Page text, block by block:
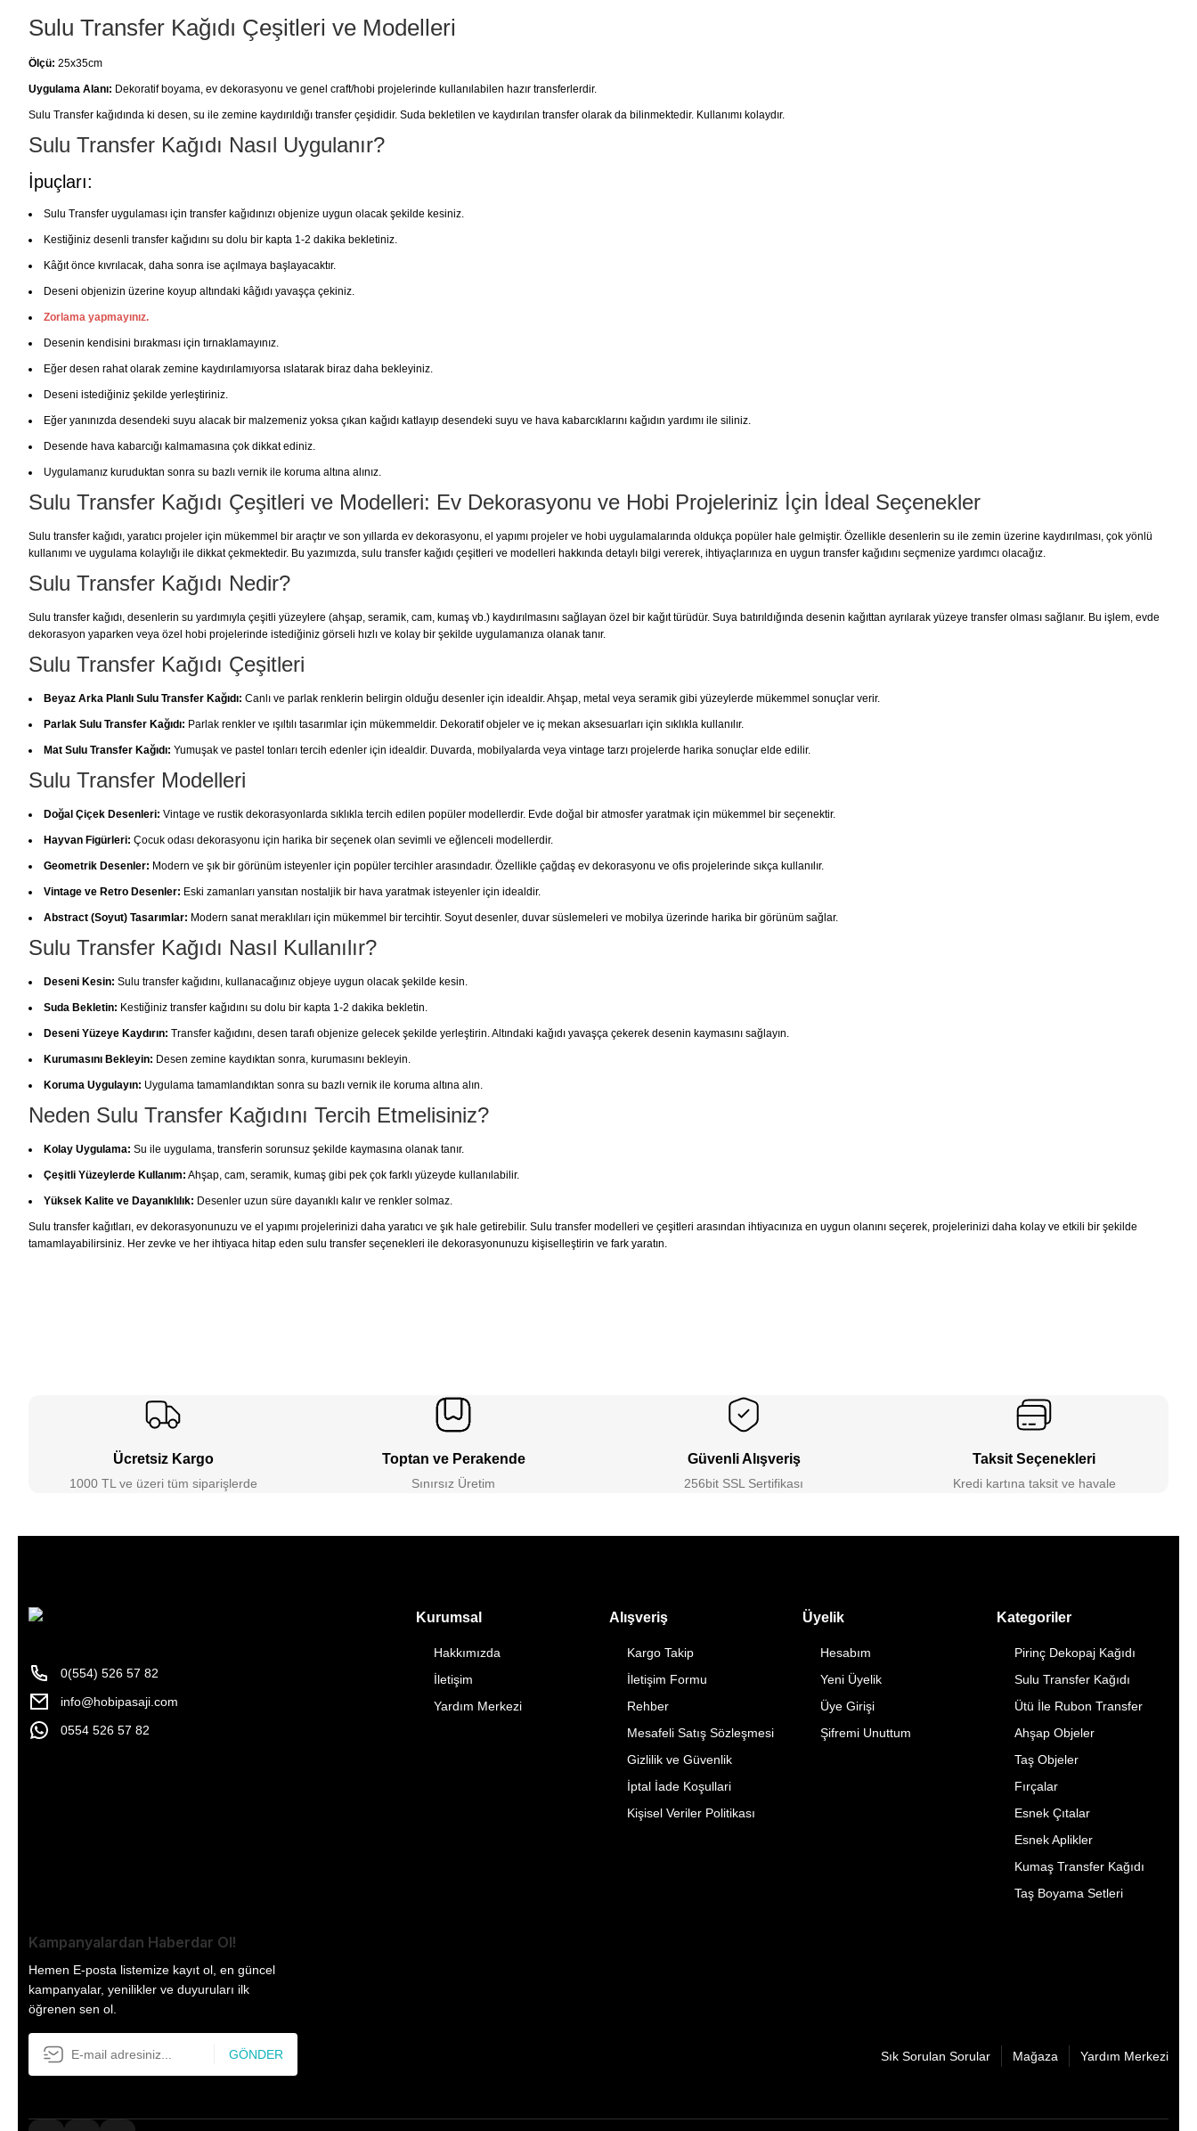
Sulu Transfer Kağıdı Çeşitleri ve Modelleri
Ölçü: 25x35cm
Uygulama Alanı: Dekoratif boyama, ev dekorasyonu ve genel craft/hobi projelerinde kullanılabilen hazır transferlerdir.
Sulu Transfer kağıdında ki desen, su ile zemine kaydırıldığı transfer çeşididir. Suda bekletilen ve kaydırılan transfer olarak da bilinmektedir. Kullanımı kolaydır.
Sulu Transfer Kağıdı Nasıl Uygulanır?
İpuçları:
Sulu Transfer uygulaması için transfer kağıdınızı objenize uygun olacak şekilde kesiniz.
Kestiğiniz desenli transfer kağıdını su dolu bir kapta 1-2 dakika bekletiniz.
Kâğıt önce kıvrılacak, daha sonra ise açılmaya başlayacaktır.
Deseni objenizin üzerine koyup altındaki kâğıdı yavaşça çekiniz.
Zorlama yapmayınız.
Desenin kendisini bırakması için tırnaklamayınız.
Eğer desen rahat olarak zemine kaydırılamıyorsa ıslatarak biraz daha bekleyiniz.
Deseni istediğiniz şekilde yerleştiriniz.
Eğer yanınızda desendeki suyu alacak bir malzemeniz yoksa çıkan kağıdı katlayıp desendeki suyu ve hava kabarcıklarını kağıdın yardımı ile siliniz.
Desende hava kabarcığı kalmamasına çok dikkat ediniz.
Uygulamanız kuruduktan sonra su bazlı vernik ile koruma altına alınız.
Sulu Transfer Kağıdı Çeşitleri ve Modelleri: Ev Dekorasyonu ve Hobi Projeleriniz İçin İdeal Seçenekler
Sulu transfer kağıdı, yaratıcı projeler için mükemmel bir araçtır ve son yıllarda ev dekorasyonu, el yapımı projeler ve hobi uygulamalarında oldukça popüler hale gelmiştir. Özellikle desenlerin su ile zemin üzerine kaydırılması, çok yönlü
kullanımı ve uygulama kolaylığı ile dikkat çekmektedir. Bu yazımızda, sulu transfer kağıdı çeşitleri ve modelleri hakkında detaylı bilgi vererek, ihtiyaçlarınıza en uygun transfer kağıdını seçmenize yardımcı olacağız.
Sulu Transfer Kağıdı Nedir?
Sulu transfer kağıdı, desenlerin su yardımıyla çeşitli yüzeylere (ahşap, seramik, cam, kumaş vb.) kaydırılmasını sağlayan özel bir kağıt türüdür. Suya batırıldığında desenin kağıttan ayrılarak yüzeye transfer olması sağlanır. Bu işlem, evde
dekorasyon yaparken veya özel hobi projelerinde istediğiniz görseli hızlı ve kolay bir şekilde uygulamanıza olanak tanır.
Sulu Transfer Kağıdı Çeşitleri
Beyaz Arka Planlı Sulu Transfer Kağıdı: Canlı ve parlak renklerin belirgin olduğu desenler için idealdir. Ahşap, metal veya seramik gibi yüzeylerde mükemmel sonuçlar verir.
Parlak Sulu Transfer Kağıdı: Parlak renkler ve ışıltılı tasarımlar için mükemmeldir. Dekoratif objeler ve iç mekan aksesuarları için sıklıkla kullanılır.
Mat Sulu Transfer Kağıdı: Yumuşak ve pastel tonları tercih edenler için idealdir. Duvarda, mobilyalarda veya vintage tarzı projelerde harika sonuçlar elde edilir.
Sulu Transfer Modelleri
Doğal Çiçek Desenleri: Vintage ve rustik dekorasyonlarda sıklıkla tercih edilen popüler modellerdir. Evde doğal bir atmosfer yaratmak için mükemmel bir seçenektir.
Hayvan Figürleri: Çocuk odası dekorasyonu için harika bir seçenek olan sevimli ve eğlenceli modellerdir.
Geometrik Desenler: Modern ve şık bir görünüm isteyenler için popüler tercihler arasındadır. Özellikle çağdaş ev dekorasyonu ve ofis projelerinde sıkça kullanılır.
Vintage ve Retro Desenler: Eski zamanları yansıtan nostaljik bir hava yaratmak isteyenler için idealdir.
Abstract (Soyut) Tasarımlar: Modern sanat meraklıları için mükemmel bir tercihtir. Soyut desenler, duvar süslemeleri ve mobilya üzerinde harika bir görünüm sağlar.
Sulu Transfer Kağıdı Nasıl Kullanılır?
Deseni Kesin: Sulu transfer kağıdını, kullanacağınız objeye uygun olacak şekilde kesin.
Suda Bekletin: Kestiğiniz transfer kağıdını su dolu bir kapta 1-2 dakika bekletin.
Deseni Yüzeye Kaydırın: Transfer kağıdını, desen tarafı objenize gelecek şekilde yerleştirin. Altındaki kağıdı yavaşça çekerek desenin kaymasını sağlayın.
Kurumasını Bekleyin: Desen zemine kaydıktan sonra, kurumasını bekleyin.
Koruma Uygulayın: Uygulama tamamlandıktan sonra su bazlı vernik ile koruma altına alın.
Neden Sulu Transfer Kağıdını Tercih Etmelisiniz?
Kolay Uygulama: Su ile uygulama, transferin sorunsuz şekilde kaymasına olanak tanır.
Çeşitli Yüzeylerde Kullanım: Ahşap, cam, seramik, kumaş gibi pek çok farklı yüzeyde kullanılabilir.
Yüksek Kalite ve Dayanıklılık: Desenler uzun süre dayanıklı kalır ve renkler solmaz.
Sulu transfer kağıtları, ev dekorasyonunuzu ve el yapımı projelerinizi daha yaratıcı ve şık hale getirebilir. Sulu transfer modelleri ve çeşitleri arasından ihtiyacınıza en uygun olanını seçerek, projelerinizi daha kolay ve etkili bir şekilde
tamamlayabilirsiniz. Her zevke ve her ihtiyaca hitap eden sulu transfer seçenekleri ile dekorasyonunuzu kişiselleştirin ve fark yaratın.
Ücretsiz Kargo
1000 TL ve üzeri tüm siparişlerde
Toptan ve Perakende
Sınırsız Üretim
Güvenli Alışveriş
256bit SSL Sertifikası
Taksit Seçenekleri
Kredi kartına taksit ve havale
0(554) 526 57 82
info@hobipasaji.com
0554 526 57 82
Kurumsal
Hakkımızda
İletişim
Yardım Merkezi
Alışveriş
Kargo Takip
İletişim Formu
Rehber
Mesafeli Satış Sözleşmesi
Gizlilik ve Güvenlik
İptal İade Koşullari
Kişisel Veriler Politikası
Üyelik
Hesabım
Yeni Üyelik
Üye Girişi
Şifremi Unuttum
Kategoriler
Pirinç Dekopaj Kağıdı
Sulu Transfer Kağıdı
Ütü İle Rubon Transfer
Ahşap Objeler
Taş Objeler
Fırçalar
Esnek Çıtalar
Esnek Aplikler
Kumaş Transfer Kağıdı
Taş Boyama Setleri
Kampanyalardan Haberdar Ol!
Hemen E-posta listemize kayıt ol, en güncel
kampanyalar, yenilikler ve duyuruları ilk
öğrenen sen ol.
GÖNDER Sık Sorulan Sorular Mağaza Yardım Merkezi